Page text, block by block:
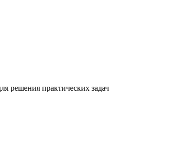
решения практических задач